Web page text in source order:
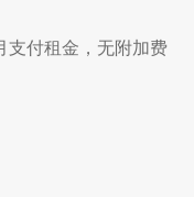
支付租金，无附加费